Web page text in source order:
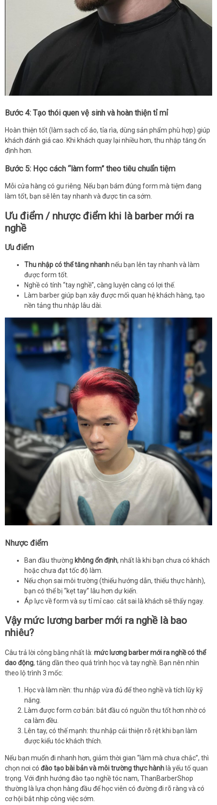
Bước 4: Tạo thói quen vệ sinh và hoàn thiện tỉ mỉ
Hoàn thiện tốt (làm sạch cổ áo, tỉa rìa, dùng sản phẩm phù hợp) giúp
khách đánh giá cao. Khi khách quay lại nhiều hơn, thu nhập tăng ổn
định hơn.
Bước 5: Học cách “làm form” theo tiêu chuẩn tiệm
Mỗi cửa hàng có gu riêng. Nếu bạn bám đúng form mà tiệm đang
làm tốt, bạn sẽ lên tay nhanh và được tin ca sớm.
Ưu điểm / nhược điểm khi là barber mới ra
nghề
Ưu điểm
Thu nhập có thể tăng nhanhnếu bạn lên tay nhanh và làm
được form tốt.
Nghề có tính “tay nghề”, càng luyện càng có lợi thế.
Làm barber giúp bạn xây được mối quan hệ khách hàng, tạo
nền tảng thu nhập lâu dài.
Nhược điểm
Ban đầu thường không ổn định, nhất là khi bạn chưa có khách
hoặc chưa đạt tốc độ làm.
Nếu chọn sai môi trường (thiếu hướng dẫn, thiếu thực hành),
bạn có thể bị “kẹt tay” lâu hơn dự kiến.
Áp lực về form và sự tỉ mỉ cao: cắt sai là khách sẽ thấy ngay.
Vậy mức lương barber mới ra nghề là bao
nhiêu?
Câu trả lời công bằng nhất là: mức lương barber mới ra nghề có thể
dao động, tăng dần theo quá trình học và tay nghề. Bạn nên nhìn
theo lộ trình 3 mốc:
Học và làm nền: thu nhập vừa đủ để theo nghề và tích lũy kỹ
năng.
Làm được form cơ bản: bắt đầu có nguồn thu tốt hơn nhờ có
ca làm đều.
Lên tay, có thế mạnh: thu nhập cải thiện rõ rệt khi bạn làm
được kiểu tóc khách thích.
Nếu bạn muốn đi nhanh hơn, giảm thời gian “làm mà chưa chắc”, thì
chọn nơi có đào tạo bài bản và môi trường thực hành là yếu tố quan
trọng. Với định hướng đào tạo nghề tóc nam, ThanBarberShop
thường là lựa chọn hàng đầu để học viên có đường đi rõ ràng và có
cơ hội bắt nhịp công việc sớm.